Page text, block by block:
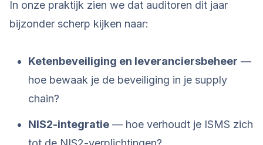
In onze praktijk zien we dat auditoren dit jaar
bijzonder scherp kijken naar:
Ketenbeveiliging en leveranciersbeheer —
hoe bewaak je de beveiliging in je supply
chain?
NIS2-integratie — hoe verhoudt je ISMS zich